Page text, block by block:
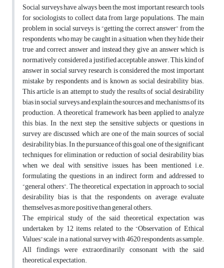
Social surveys have always been the most important research tools
for sociologists to collect data from large populations. The main
problem in social surveys is “getting the correct answer” from the
respondents, who may be caught in a situation when they hide their
true and correct answer and instead they give an answer which is
normatively considered a justified acceptable answer. This kind of
answer in social survey research is considered the most important
mistake by respondents and is known as social desirability bias.
This article is an attempt to study the results of social desirability
bias in social surveys and explain the sources and mechanisms of its
production. A theoretical framework has been applied to analyze
this bias. In the next step, the sensitive subjects or questions in
survey are discussed, which are one of the main sources of social
desirability bias. In the pursuance of this goal, one of the significant
techniques for elimination or reduction of social desirability bias,
when we deal with sensitive issues, has been mentioned, i.e.
formulating the questions in an indirect form and addressed to
“general others”. The theoretical expectation in approach to social
desirability bias is that the respondents, on average, evaluate
themselves as more positive than general others.
The empirical study of the said theoretical expectation was
undertaken by 12 items related to the “Observation of Ethical
Values” scale in a national survey with 4620 respondents as sample.
All findings were extraordinarily consonant with the said
theoretical expectation.